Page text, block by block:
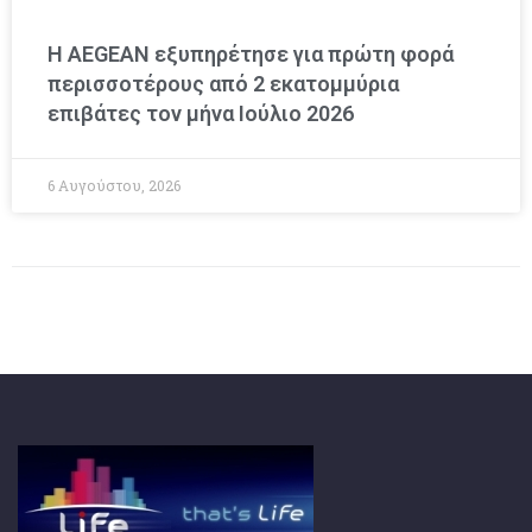
Η AEGEAN εξυπηρέτησε για πρώτη φορά
περισσοτέρους από 2 εκατομμύρια
επιβάτες τον μήνα Ιούλιο 2026
6 Αυγούστου, 2026